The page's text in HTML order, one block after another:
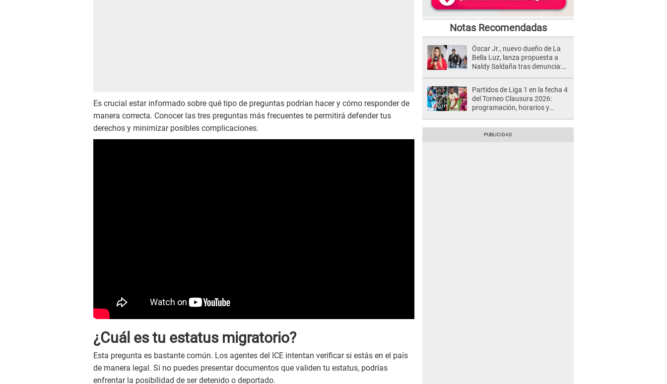
Es crucial estar informado sobre qué tipo de preguntas podrían hacer y cómo responder de
manera correcta. Conocer las tres preguntas más frecuentes te permitirá defender tus
derechos y minimizar posibles complicaciones.
¿Cuál es tu estatus migratorio?
Esta pregunta es bastante común. Los agentes del ICE intentan verificar si estás en el país
de manera legal. Si no puedes presentar documentos que validen tu estatus, podrías
enfrentar la posibilidad de ser detenido o deportado.
Notas Recomendadas
Óscar Jr., nuevo dueño de La
Bella Luz, lanza propuesta a
Naldy Saldaña tras denuncia:
Partidos de Liga 1 en la fecha 4
del Torneo Clausura 2026:
programación, horarios y